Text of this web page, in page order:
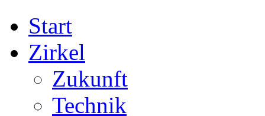
Start
Zirkel
Zukunft
Technik